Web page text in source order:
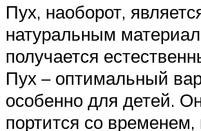
Пух, наоборот,
натуральным
получается
Пух – оптимальный
особенно для детей.
портится со временем,